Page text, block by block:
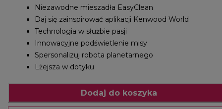
Niezawodne mieszadła EasyClean
Daj się zainspirować aplikacji Kenwood World
Technologia w służbie pasji
Innowacyjne podświetlenie misy
Spersonalizuj robota planetarnego
Lżejsza w dotyku
Dodaj do koszyka